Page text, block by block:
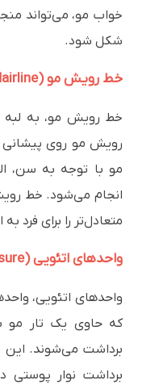
خواب مو، می‌تواند
شکل شود.
خط رویش مو (Hairline)
خط رویش مو، به
رویش مو روی
مو با توجه به سن،
انجام می‌شود. خط
متعادل‌تر را برای فرد
واحدهای اتئویی (FUT Donor Site Closure)
واحدهای اتئویی،
که حاوی یک تار مو
برداشت می‌شوند.